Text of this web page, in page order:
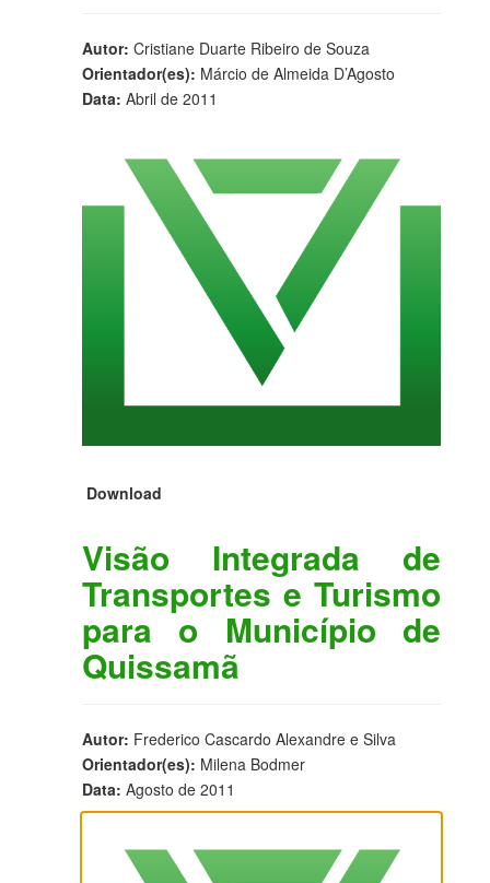
Autor: Cristiane Duarte Ribeiro de Souza
Orientador(es): Márcio de Almeida D’Agosto
Data: Abril de 2011
Download
Visão Integrada de
Transportes e Turismo
para o Município de
Quissamã
Autor: Frederico Cascardo Alexandre e Silva
Orientador(es): Milena Bodmer
Data: Agosto de 2011